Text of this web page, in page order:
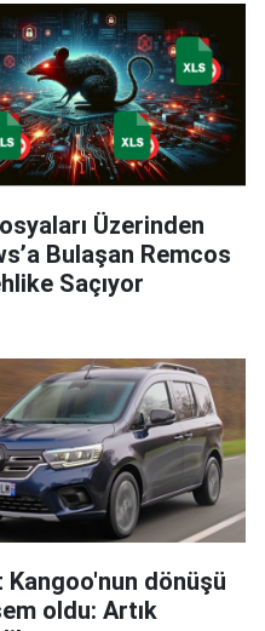
Üzerinden
Bulaşan Remcos
Saçıyor
Kangoo'nun dönüşü
oldu: Artık